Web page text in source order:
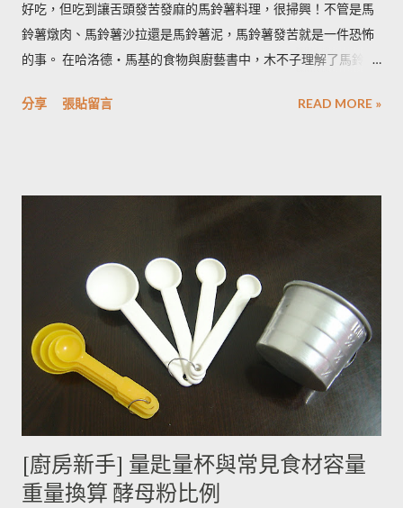
好吃，但吃到讓舌頭發苦發麻的馬鈴薯料理，很掃興！不管是馬
鈴薯燉肉、馬鈴薯沙拉還是馬鈴薯泥，馬鈴薯發苦就是一件恐怖
的事。 在哈洛德‧馬基的食物與廚藝書中，木不子理解了馬鈴薯
房知識！ ◆ 馬鈴薯有苦味正常嗎？ 正常。馬鈴薯以含有大量茄
含量超標的跡象。 此外在壓力環境下生長與光線曝曬環境，都可
能引起生物鹼含量倍增，甚至到正常量(每100公克馬鈴薯含2~15
毫克生物鹼)的三倍。 (書中提到的壓力環境下生長，木不子不是
很了解壓力環境的定義，歡迎有種植經驗的朋友分享。) ◆ 馬鈴
薯應該如何正確儲藏？ 1. 放在陰暗角落避免受光線照射持續增加
生物鹼。 2. 別放進冰箱冷藏，低溫冷藏儲存過的馬鈴薯，切開後
烹煮變黑的情形較常溫儲存的馬鈴薯嚴重。 2014/12/12修正，
木不子誤解《食物與廚藝 蔬果、香料、穀物》 P82~85的文字
意義，請大家掠過這段說法。自己的經驗是冰過的馬鈴薯煮完比
較容易發黑，但是目前還找不到相關的原因。歡迎大家提供。 3.
分享 張貼留言 READ MORE »
[廚房新手] 量匙量杯與常見食材容量
重量換算 酵母粉比例